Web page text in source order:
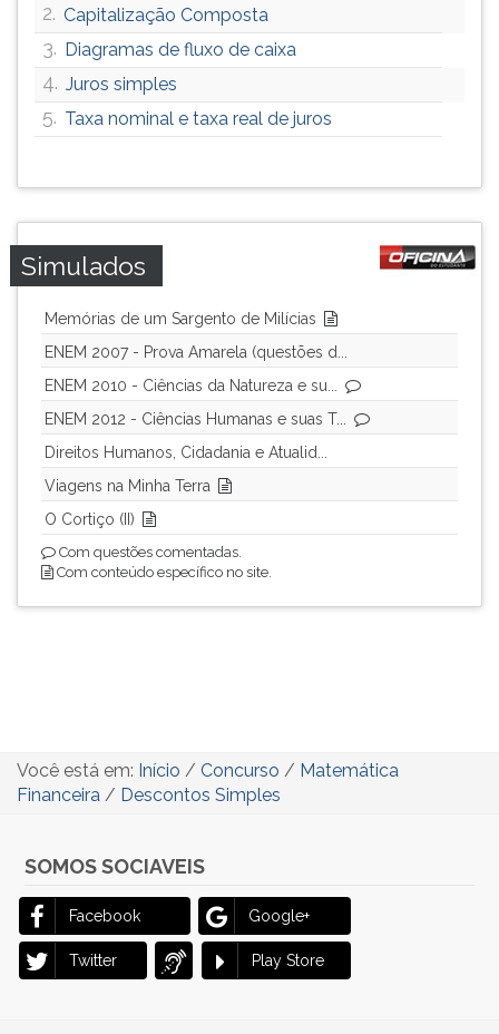
2. Capitalização Composta
3. Diagramas de fluxo de caixa
4. Juros simples
5. Taxa nominal e taxa real de juros
Simulados
Memórias de um Sargento de Milícias
ENEM 2007 - Prova Amarela (questões d...
ENEM 2010 - Ciências da Natureza e su...
ENEM 2012 - Ciências Humanas e suas T...
Direitos Humanos, Cidadania e Atualid...
Viagens na Minha Terra
O Cortiço (II)
Com questões comentadas.
Com conteúdo específico no site.
Você está em: Início / Concurso / Matemática
Financeira / Descontos Simples
SOMOS SOCIAVEIS
Facebook Google+
Twitter Play Store